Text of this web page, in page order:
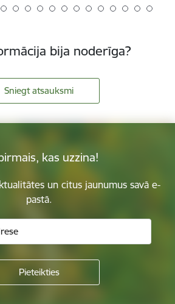
bija noderīga?
Sniegt atsauksmi
kas uzzina!
un citus jaunumus savā e-
pastā.